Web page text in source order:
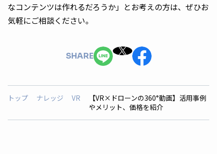
なコンテンツは作れるだろうか」とお考えの方は、ぜひお
気軽にご相談ください。
SHARE
トップ ナレッジ VR
【VR×ドローンの360°動画】活用事例
やメリット、価格を紹介